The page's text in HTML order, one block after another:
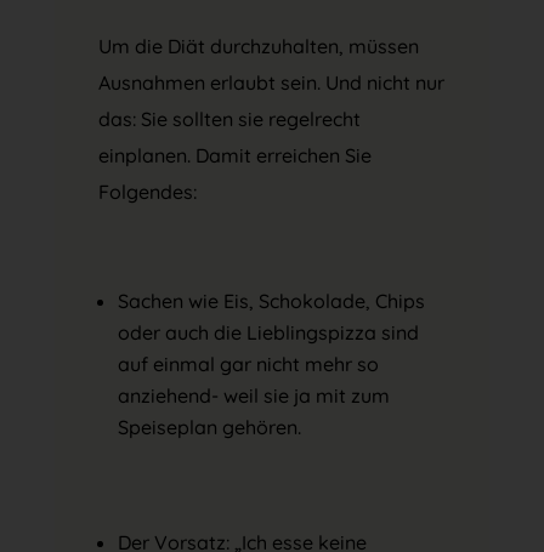
Um die Diät durchzuhalten, müssen
Ausnahmen erlaubt sein. Und nicht nur
das: Sie sollten sie regelrecht
einplanen. Damit erreichen Sie
Folgendes:
Sachen wie Eis, Schokolade, Chips
oder auch die Lieblingspizza sind
auf einmal gar nicht mehr so
anziehend- weil sie ja mit zum
Speiseplan gehören.
Der Vorsatz: „Ich esse keine